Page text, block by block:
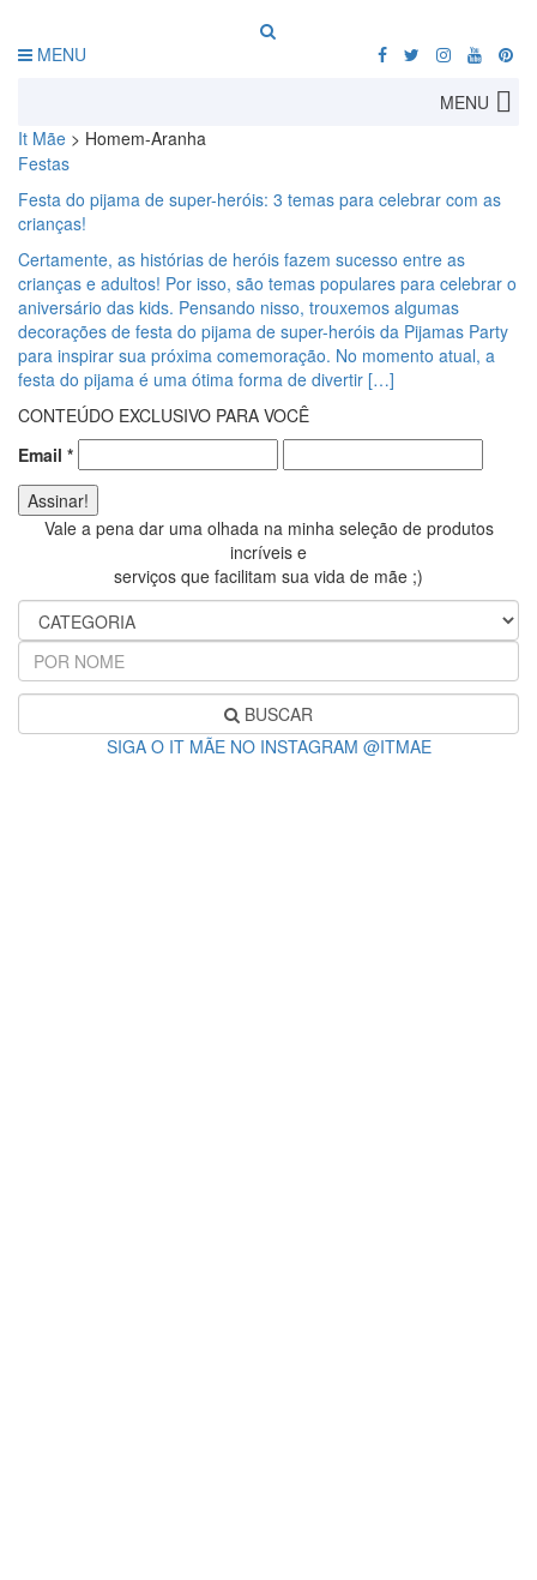
MENU
MENU
It Mãe > Homem-Aranha
Festas
Festa do pijama de super-heróis: 3 temas para celebrar com as
crianças!
Certamente, as histórias de heróis fazem sucesso entre as
crianças e adultos! Por isso, são temas populares para celebrar o
aniversário das kids. Pensando nisso, trouxemos algumas
decorações de festa do pijama de super-heróis da Pijamas Party
para inspirar sua próxima comemoração. No momento atual, a
festa do pijama é uma ótima forma de divertir […]
CONTEÚDO EXCLUSIVO PARA VOCÊ
Email *
Vale a pena dar uma olhada na minha seleção de produtos
incríveis e
serviços que facilitam sua vida de mãe ;)
BUSCAR
SIGA O IT MÃE NO INSTAGRAM @ITMAE